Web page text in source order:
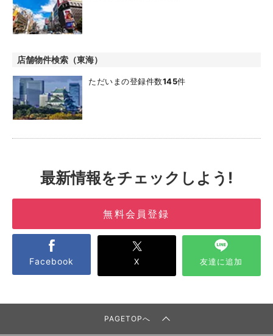
店舗物件検索（東海）
ただいまの登録件数145件
最新情報をチェックしよう!
無料会員登録
Facebook X 友達に追加
PAGETOPへ